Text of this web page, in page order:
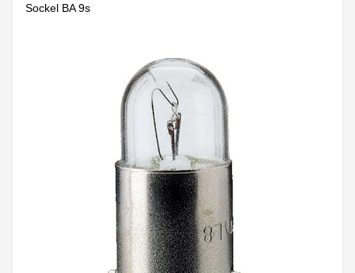
Sockel BA 9s